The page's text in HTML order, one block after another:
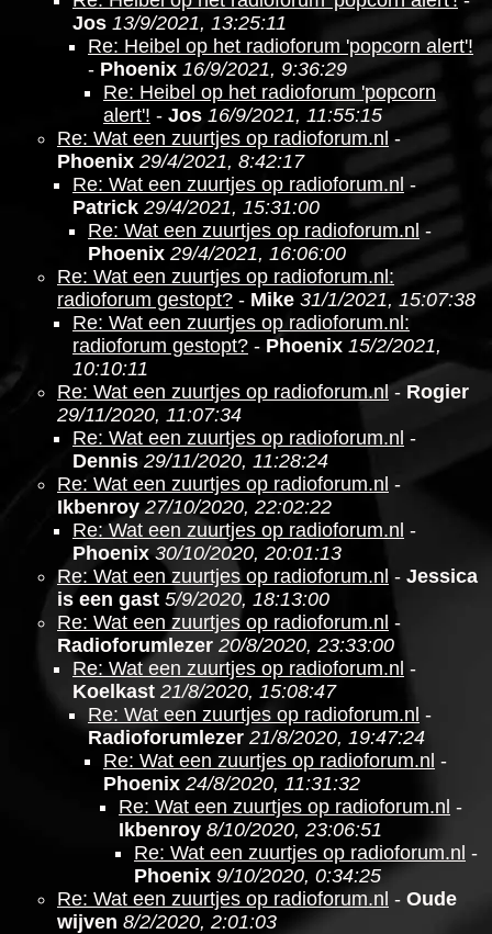
Jos 13/9/2021, 13:25:11
Re: Heibel op het radioforum 'popcorn alert'!
- Phoenix 16/9/2021, 9:36:29
Re: Heibel op het radioforum 'popcorn
alert'! - Jos 16/9/2021, 11:55:15
Re: Wat een zuurtjes op radioforum.nl -
Phoenix 29/4/2021, 8:42:17
Re: Wat een zuurtjes op radioforum.nl -
Patrick 29/4/2021, 15:31:00
Re: Wat een zuurtjes op radioforum.nl -
Phoenix 29/4/2021, 16:06:00
Re: Wat een zuurtjes op radioforum.nl:
radioforum gestopt? - Mike 31/1/2021, 15:07:38
Re: Wat een zuurtjes op radioforum.nl:
radioforum gestopt? - Phoenix 15/2/2021,
10:10:11
Re: Wat een zuurtjes op radioforum.nl - Rogier
29/11/2020, 11:07:34
Re: Wat een zuurtjes op radioforum.nl -
Dennis 29/11/2020, 11:28:24
Re: Wat een zuurtjes op radioforum.nl -
Ikbenroy 27/10/2020, 22:02:22
Re: Wat een zuurtjes op radioforum.nl -
Phoenix 30/10/2020, 20:01:13
Re: Wat een zuurtjes op radioforum.nl - Jessica
is een gast 5/9/2020, 18:13:00
Re: Wat een zuurtjes op radioforum.nl -
Radioforumlezer 20/8/2020, 23:33:00
Re: Wat een zuurtjes op radioforum.nl -
Koelkast 21/8/2020, 15:08:47
Re: Wat een zuurtjes op radioforum.nl -
Radioforumlezer 21/8/2020, 19:47:24
Re: Wat een zuurtjes op radioforum.nl -
Phoenix 24/8/2020, 11:31:32
Re: Wat een zuurtjes op radioforum.nl -
Ikbenroy 8/10/2020, 23:06:51
Re: Wat een zuurtjes op radioforum.nl -
Phoenix 9/10/2020, 0:34:25
Re: Wat een zuurtjes op radioforum.nl - Oude
wijven 8/2/2020, 2:01:03